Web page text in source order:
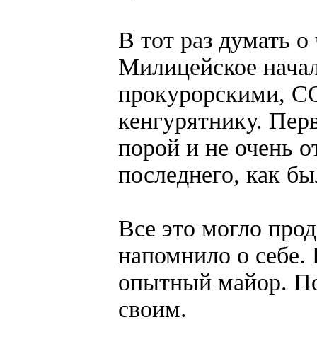
В тот раз думать
Милицейское
прокурорскими,
кенгурятнику.
порой и не очень
последнего, как
Все это могло
напомнило о
опытный майор.
своим.